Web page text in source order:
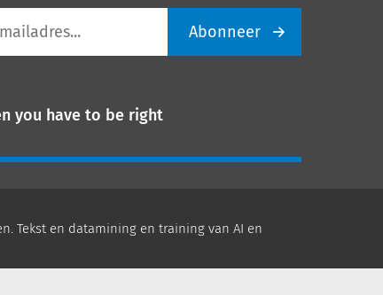
Abonneer
you have to be right
Tekst en datamining en training van AI en